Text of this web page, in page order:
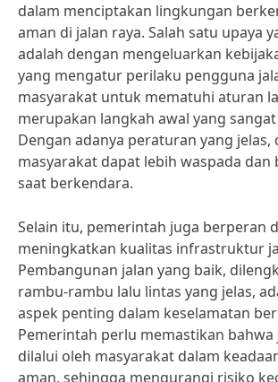
dalam menciptakan lingkungan
aman di jalan raya. Salah satu upaya
adalah dengan mengeluarkan
yang mengatur perilaku pengguna
masyarakat untuk mematuhi aturan
merupakan langkah awal yang
Dengan adanya peraturan yang jelas,
masyarakat dapat lebih waspada dan
saat berkendara.
Selain itu, pemerintah juga berperan
meningkatkan kualitas infrastruktur
Pembangunan jalan yang baik,
rambu-rambu lalu lintas yang jelas,
aspek penting dalam keselamatan
Pemerintah perlu memastikan bahwa
dilalui oleh masyarakat dalam
aman, sehingga mengurangi risiko